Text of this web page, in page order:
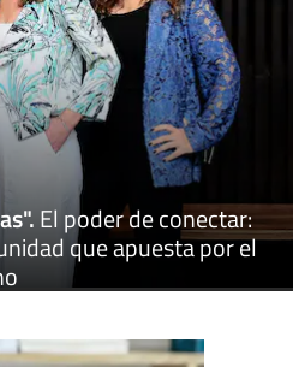
.El poder de conectar:
que apuesta por el